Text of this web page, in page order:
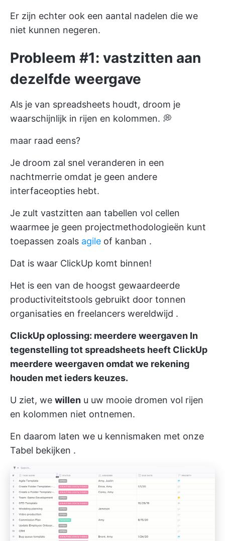
Er zijn echter ook een aantal nadelen die we
niet kunnen negeren.
Probleem #1: vastzitten aan
dezelfde weergave
Als je van spreadsheets houdt, droom je
waarschijnlijk in rijen en kolommen. 💭
maar raad eens?
Je droom zal snel veranderen in een
nachtmerrie omdat je geen andere
interfaceopties hebt.
Je zult vastzitten aan tabellen vol cellen
waarmee je geen projectmethodologieën kunt
toepassen zoals agile of kanban .
Dat is waar ClickUp komt binnen!
Het is een van de hoogst gewaardeerde
productiviteitstools gebruikt door tonnen
organisaties en freelancers wereldwijd .
ClickUp oplossing: meerdere weergaven In
tegenstelling tot spreadsheets heeft ClickUp
meerdere weergaven omdat we rekening
houden met ieders keuzes.
U ziet, we willen u uw mooie dromen vol rijen
en kolommen niet ontnemen.
En daarom laten we u kennismaken met onze
Tabel bekijken .